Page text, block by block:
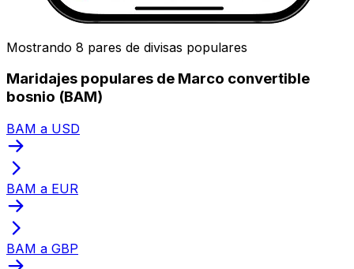
Mostrando 8 pares de divisas populares
Maridajes populares de Marco convertible
bosnio (BAM)
BAM a USD
BAM a EUR
BAM a GBP